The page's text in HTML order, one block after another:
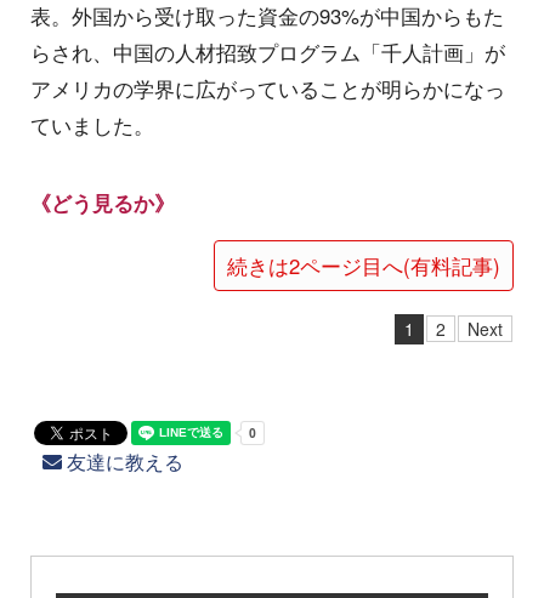
表。外国から受け取った資金の93%が中国からもた
らされ、中国の人材招致プログラム「千人計画」が
アメリカの学界に広がっていることが明らかになっ
ていました。
《どう見るか》
続きは2ページ目へ(有料記事)
1 2 Next
友達に教える